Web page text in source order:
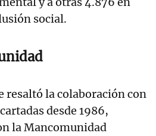
social.
resaltó la colaboración con
desde 1986,
la Mancomunidad